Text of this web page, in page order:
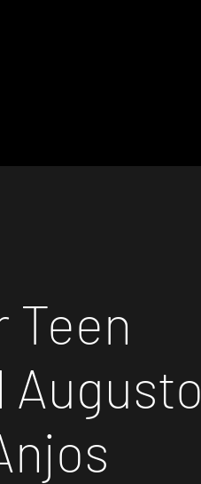
Teen
Augusto